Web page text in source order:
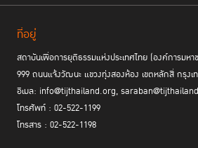
ที่อยู่
สถาบันเพื่อการยุติธรรมแห่งประเทศไทย (องค์การมหา
999 ถนนแจ้งวัฒนะ แขวงทุ่งสองห้อง เขตหลักสี่ กรุงเ
อีเมล: info@tijthailand.org,
โทรศัพท์ : 02-522-1199
โทรสาร : 02-522-1198